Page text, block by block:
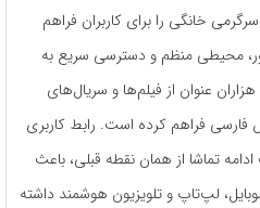
خانگی را برای کاربران فراهم
محیطی منظم و دسترسی سریع به
عنوان از فیلم‌ها و سریال‌های
فارسی فراهم کرده است. رابط کاربری
تماشا از همان نقطه قبلی، باعث
لپ‌تاپ و تلویزیون هوشمند داشته